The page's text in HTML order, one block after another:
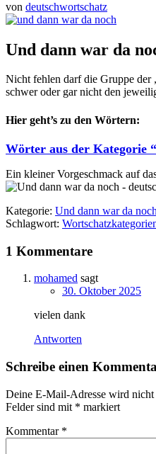
von deutschwortschatz
Und dann war da
Nicht fehlen darf die Gruppe der
schwer oder gar nicht den
Hier geht’s zu den Wörtern:
Wörter aus der Kategorie
Ein kleiner Vorgeschmack auf
Kategorie: Und dann war da
Schlagwort:
1 Kommentare
mohamed sagt
30. Oktober 2025
vielen dank
Antworten
Schreibe einen
Deine E-Mail-Adresse wird
Felder sind mit * markiert
Kommentar *